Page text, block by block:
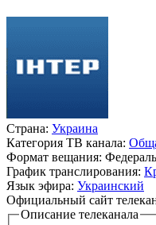
Страна: Украина
Категория ТВ канала:
Формат вещания:
График транслирования:
Язык эфира: Украинский
Официальный сайт
Описание телеканала